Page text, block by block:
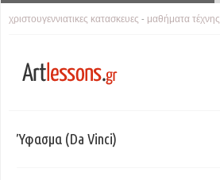
χριστουγεννιατικες κατασκευες - μαθήματα τέχνης
Ύφασμα (da Vinci)